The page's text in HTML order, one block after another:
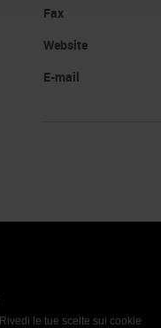
Fax
Website
E-mail
Rivedi le tue scelte sui cookie